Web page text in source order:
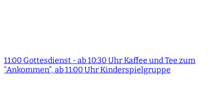
11:00 Gottesdienst - ab 10:30 Uhr Kaffee und Tee zum
“Ankommen”, ab 11:00 Uhr Kinderspielgruppe